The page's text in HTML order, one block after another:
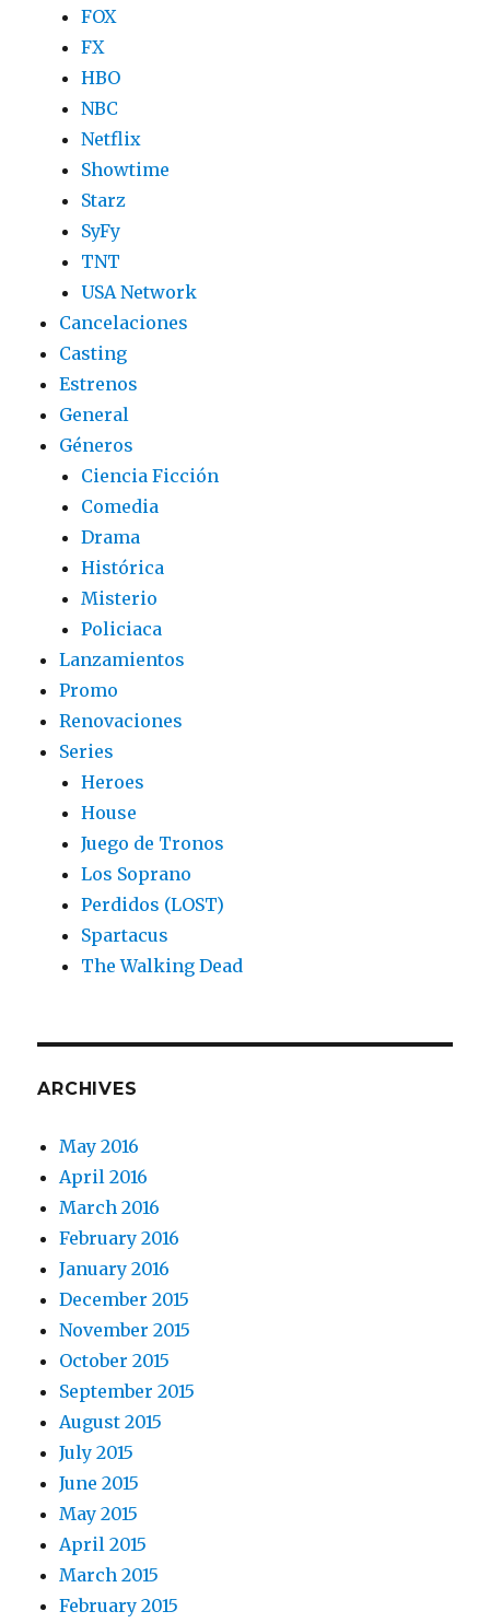
FOX
FX
HBO
NBC
Netflix
Showtime
Starz
SyFy
TNT
USA Network
Cancelaciones
Casting
Estrenos
General
Géneros
Ciencia Ficción
Comedia
Drama
Histórica
Misterio
Policiaca
Lanzamientos
Promo
Renovaciones
Series
Heroes
House
Juego de Tronos
Los Soprano
Perdidos (LOST)
Spartacus
The Walking Dead
ARCHIVES
May 2016
April 2016
March 2016
February 2016
January 2016
December 2015
November 2015
October 2015
September 2015
August 2015
July 2015
June 2015
May 2015
April 2015
March 2015
February 2015